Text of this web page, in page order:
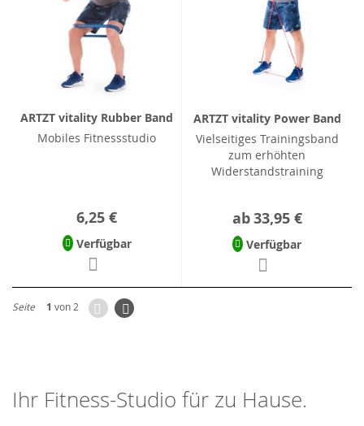
ARTZT vitality Rubber Band
Mobiles Fitnessstudio
6,25 €
Verfügbar
ARTZT vitality Power Band
Vielseitiges Trainingsband
zum erhöhten
Widerstandstraining
ab33,95 €
Verfügbar
Seite 1 von 2 ZurückSeite
Weiter
Ihr Fitness-Studio für zu Hause.